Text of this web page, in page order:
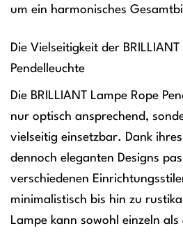
um ein harmonisches
Die Vielseitigkeit der
Pendelleuchte
Die BRILLIANT Lampe Rope
nur optisch ansprechend,
vielseitig einsetzbar. Dank
dennoch eleganten Designs
verschiedenen
minimalistisch bis hin zu
Lampe kann sowohl einzeln